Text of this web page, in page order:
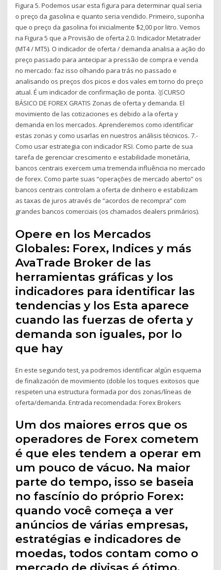
Figura 5. Podemos usar esta figura para determinar qual seria
o preço da gasolina e quanto seria vendido. Primeiro, suponha
que o preço da gasolina foi inicialmente $2,00 por litro. Vemos
na Figura 5 que a Provisão de oferta 2.0. Indicador Metatrader
(MT4 / MT5). O indicador de oferta / demanda analisa a ação do
preço passado para antecipar a pressão de compra e venda
no mercado: faz isso olhando para trás no passado e
analisando os preços dos picos e dos vales em torno do preço
atual. É um indicador de confirmação de ponta. 🥇CURSO
BÁSICO DE FOREX GRATIS Zonas de oferta y demanda. El
movimiento de las cotizaciones es debido a la oferta y
demanda en los mercados. Aprenderemos como identificar
estas zonas y como usarlas en nuestros análisis técnicos. 7.-
Como usar estrategia con indicador RSI. Como parte de sua
tarefa de gerenciar crescimento e estabilidade monetária,
bancos centrais exercem uma tremenda influência no mercado
de forex. Como parte suas “operações de mercado aberto” os
bancos centrais controlam a oferta de dinheiro e estabilizam
as taxas de juros através de “acordos de recompra” com
grandes bancos comerciais (os chamados dealers primários).
Opere en los Mercados
Globales: Forex, Indices y más
AvaTrade Broker de las
herramientas gráficas y los
indicadores para identificar las
tendencias y los Esta aparece
cuando las fuerzas de oferta y
demanda son iguales, por lo
que hay
En este segundo test, ya podremos identificar algún esquema
de finalización de movimiento (doble los toques exitosos que
respeten una estructura formada por dos zonas/líneas de
oferta/demanda. Entrada recomendada: Forex Brokers
Um dos maiores erros que os
operadores de Forex cometem
é que eles tendem a operar em
um pouco de vácuo. Na maior
parte do tempo, isso se baseia
no fascínio do próprio Forex:
quando você começa a ver
anúncios de várias empresas,
estratégias e indicadores de
moedas, todos contam como o